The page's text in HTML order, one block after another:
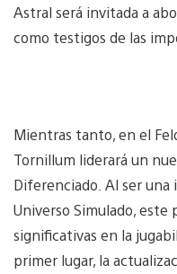
Astral será invitada a
como testigos de las
Mientras tanto, en el
Tornillum liderará un
Diferenciado. Al ser
Universo Simulado,
significativas en la
primer lugar, la